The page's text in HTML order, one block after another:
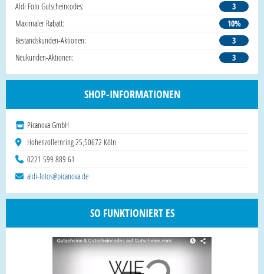
Aldi Foto Gutscheincodes:
3
Maximaler Rabatt:
10%
Bestandskunden-Aktionen:
3
Neukunden-Aktionen:
3
SHOP-INFORMATIONEN
Picanova GmbH
Hohenzollernring 25,50672 Köln
0221 599 889 61
aldi-fotos@picanova.de
SO FUNKTIONIERT ES